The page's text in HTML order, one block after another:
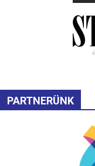
PARTNERÜNK